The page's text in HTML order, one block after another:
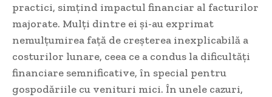
practici, simțind impactul financiar al facturilor
majorate. Mulți dintre ei și-au exprimat
nemulțumirea față de creșterea inexplicabilă a
costurilor lunare, ceea ce a condus la dificultăți
financiare semnificative, în special pentru
gospodăriile cu venituri mici. În unele cazuri,